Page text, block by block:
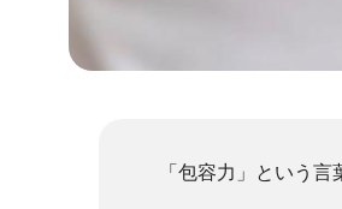
「包容力」という